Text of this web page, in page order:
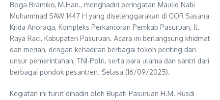
Boga Bramiko, M.Han., menghadiri peringatan Maulid Nabi
Muhammad SAW 1447 H yang diselenggarakan di GOR Sasana
Krida Anoraga, Kompleks Perkantoran Pemkab Pasuruan, Jl.
Raya Raci, Kabupaten Pasuruan. Acara ini berlangsung khidmat
dan meriah, dengan kehadiran berbagai tokoh penting dari
unsur pemerintahan, TNI-Polri, serta para ulama dan santri dari
berbagai pondok pesantren. Selasa (16/09/2025).
Kegiatan ini turut dihadiri oleh Bupati Pasuruan H.M. Rusdi